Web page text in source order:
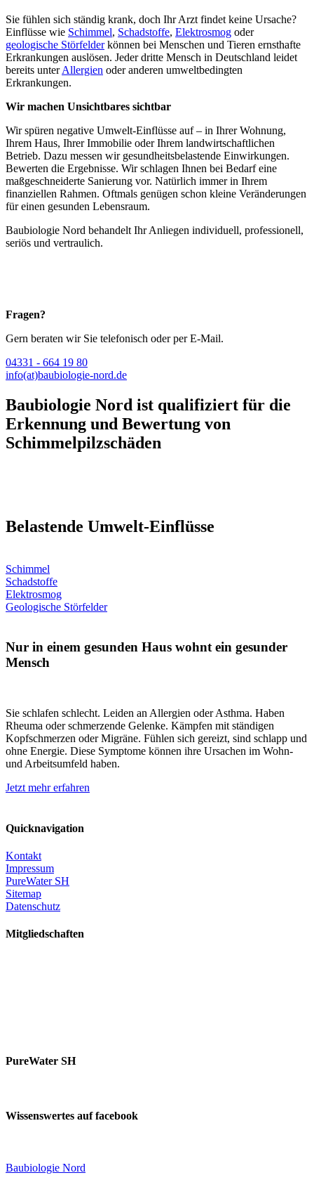
Sie fühlen sich ständig krank, doch Ihr Arzt findet keine Ursache?
Einflüsse wie Schimmel, Schadstoffe, Elektrosmog oder
geologische Störfelderkönnen bei Menschen und Tieren ernsthafte
Erkrankungen auslösen. Jeder dritte Mensch in Deutschland leidet
bereits unterAllergien oder anderen umweltbedingten
Erkrankungen.
Wir machen Unsichtbares sichtbar
Wir spüren negative Umwelt-Einflüsse auf – in Ihrer Wohnung,
Ihrem Haus, Ihrer Immobilie oder Ihrem landwirtschaftlichen
Betrieb. Dazu messen wir gesundheitsbelastende Einwirkungen.
Bewerten die Ergebnisse. Wir schlagen Ihnen bei Bedarf eine
maßgeschneiderte Sanierung vor. Natürlich immer in Ihrem
finanziellen Rahmen. Oftmals genügen schon kleine Veränderungen
für einen gesunden Lebensraum.
Baubiologie Nord behandelt Ihr Anliegen individuell, professionell,
seriös und vertraulich.
Fragen?
Gern beraten wir Sie telefonisch oder per E-Mail.
04331 - 664 19 80
info(at)baubiologie-nord.de
Baubiologie Nord ist qualifiziert für die
Erkennung und Bewertung von
Schimmelpilzschäden
Belastende Umwelt-Einflüsse
Schimmel
Schadstoffe
Elektrosmog
Geologische Störfelder
Nur in einem gesunden Haus wohnt ein gesunder
Mensch
Sie schlafen schlecht. Leiden an Allergien oder Asthma. Haben
Rheuma oder schmerzende Gelenke. Kämpfen mit ständigen
Kopfschmerzen oder Migräne. Fühlen sich gereizt, sind schlapp und
ohne Energie. Diese Symptome können ihre Ursachen im Wohn-
und Arbeitsumfeld haben.
Jetzt mehr erfahren
Quicknavigation
Kontakt
Impressum
PureWater SH
Sitemap
Datenschutz
Mitgliedschaften
PureWater SH
Wissenswertes auf facebook
Baubiologie Nord